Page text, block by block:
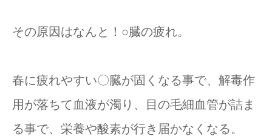
その原因はなんと！○臓の疲れ。
春に疲れやすい〇臓が固くなる事で、解毒作
用が落ちて血液が濁り、目の毛細血管が詰ま
る事で、栄養や酸素が行き届かなくなる。